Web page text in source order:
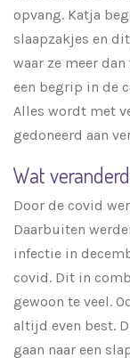
opvang. Katja
slaapzakjes en
waar ze meer
een begrip in de
Alles wordt met
gedoneerd aan
Wat
Door de covid
Daarbuiten
infectie in
covid. Dit in
gewoon te veel.
altijd even best.
gaan naar een